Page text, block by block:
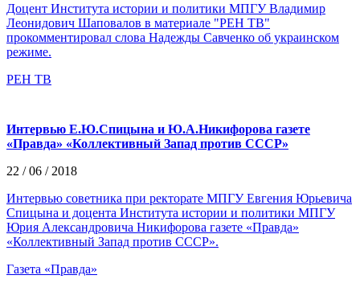
Доцент Института истории и политики МПГУ Владимир
Леонидович Шаповалов в материале "РЕН ТВ"
прокомментировал слова Надежды Савченко об украинском
режиме.
РЕН ТВ
Интервью Е.Ю.Спицына и Ю.А.Никифорова газете
«Правда» «Коллективный Запад против СССР»
22 / 06 / 2018
Интервью советника при ректорате МПГУ Евгения Юрьевича
Спицына и доцента Института истории и политики МПГУ
Юрия Александровича Никифорова газете «Правда»
«Коллективный Запад против СССР».
Газета «Правда»